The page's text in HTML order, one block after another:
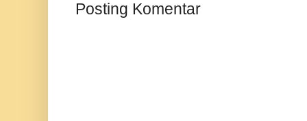
Posting Komentar